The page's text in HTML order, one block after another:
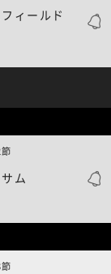
ィールド
ム